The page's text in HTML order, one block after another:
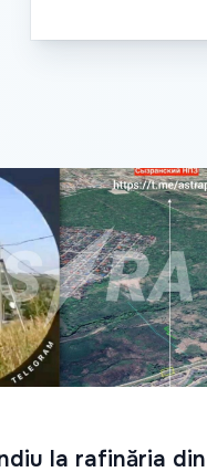
la rafinăria din